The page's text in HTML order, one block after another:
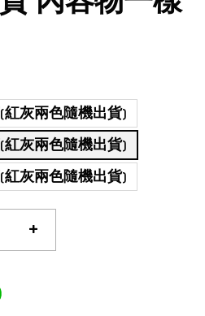
紅灰兩色隨機出貨)
紅灰兩色隨機出貨)
紅灰兩色隨機出貨)
+